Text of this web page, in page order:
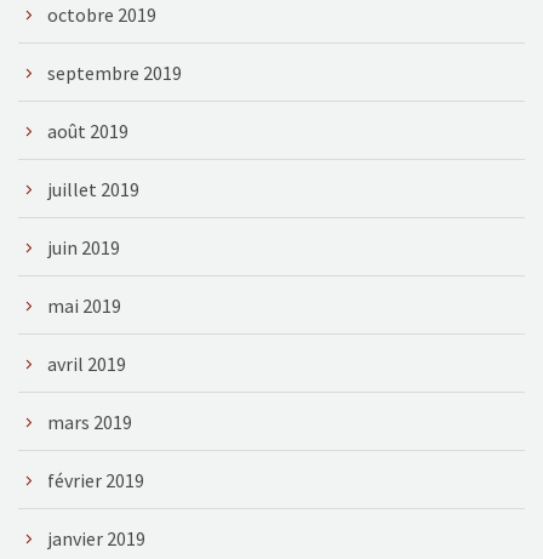
octobre 2019
septembre 2019
août 2019
juillet 2019
juin 2019
mai 2019
avril 2019
mars 2019
février 2019
janvier 2019